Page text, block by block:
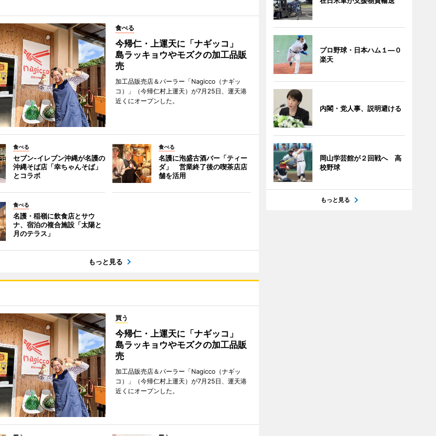
食べる
今帰仁・上運天に「ナギッコ」
島ラッキョウやモズクの加工品販
売
加工品販売店＆パーラー「Nagicco（ナギッ
コ）」（今帰仁村上運天）が7月25日、運天港
近くにオープンした。
食べる
セブン‐イレブン沖縄が名護の
沖縄そば店「幸ちゃんそば」
とコラボ
食べる
名護に泡盛古酒バー「ティー
ダ」 営業終了後の喫茶店店
舗を活用
食べる
名護・稲嶺に飲食店とサウ
ナ、宿泊の複合施設「太陽と
月のテラス」
もっと見る
買う
今帰仁・上運天に「ナギッコ」
島ラッキョウやモズクの加工品販
売
加工品販売店＆パーラー「Nagicco（ナギッ
コ）」（今帰仁村上運天）が7月25日、運天港
近くにオープンした。
プロ野球・日本ハム１―０
楽天
内閣・党人事、説明避ける
岡山学芸館が２回戦へ 高
校野球
もっと見る